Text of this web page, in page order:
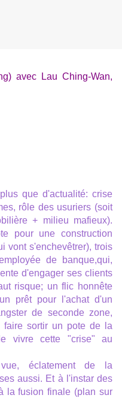
avec Lau Ching-Wan,
plus qued'actualité: crise
rôle des usuriers (soit
+ milieu mafieux).
pour une construction
vont s'enchevêtrer), trois
de banque,qui,
d'engager ses clients
risque; un flic honnête
prêt pour l'achat d'un
de seconde zone,
faire sortir un pote de la
vivre cette "crise" au
éclatement de la
aussi. Et à l'instar des
la fusion finale (plan sur